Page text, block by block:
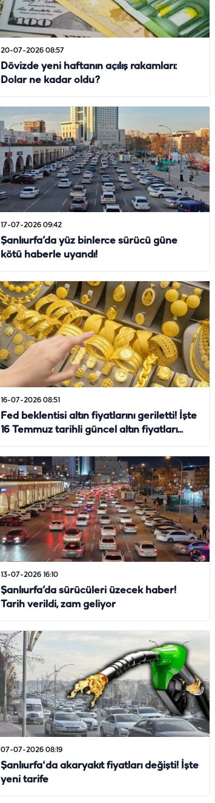
20-07-2026 08:57
Dövizde yeni haftanın açılış rakamları:
Dolar ne kadar oldu?
17-07-2026 09:42
Şanlıurfa’da yüz binlerce sürücü güne
kötü haberle uyandı!
16-07-2026 08:51
Fed beklentisi altın fiyatlarını geriletti! İşte
16 Temmuz tarihli güncel altın fiyatları...
13-07-2026 16:10
Şanlıurfa’da sürücüleri üzecek haber!
Tarih verildi, zam geliyor
07-07-2026 08:19
Şanlıurfa'da akaryakıt fiyatları değişti! İşte
yeni tarife